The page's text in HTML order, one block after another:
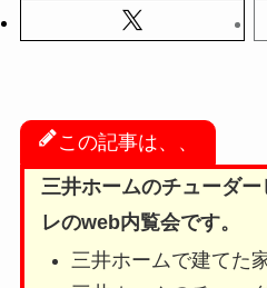
この記事は、、
三井ホームのチューダ
レのweb内覧会です。
三井ホームで建てた